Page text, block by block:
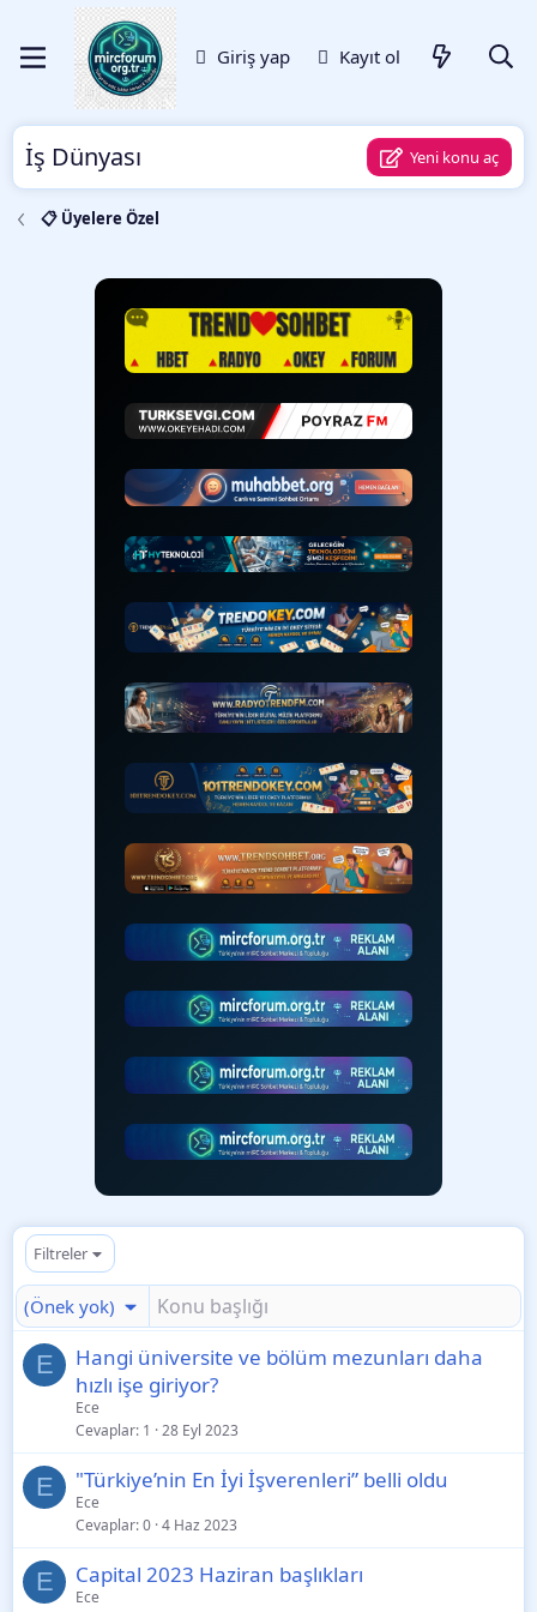
Giriş yap Kayıt ol
İş Dünyası Yeni konu aç
📋 Üyelere Özel
Filtreler
(Önek yok)
E
Hangi üniversite ve bölüm mezunları daha
hızlı işe giriyor?
Ece
Cevaplar 1 28 Eyl 2023
E "Türkiye’nin En İyi İşverenleri” belli oldu
Ece
Cevaplar 0 4 Haz 2023
E Capital 2023 Haziran başlıkları
Ece